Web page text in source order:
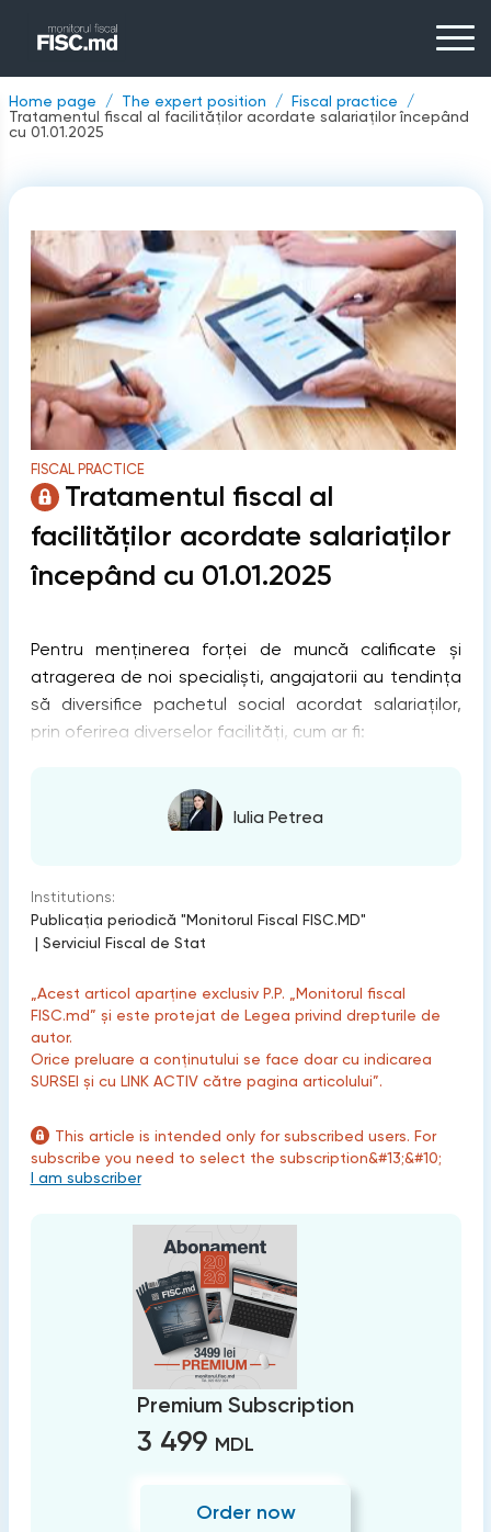
Home page The expert position
Fiscal practice
Tratamentul fiscal al facilităților acordate salariaților începând
cu 01.01.2025
FISCAL PRACTICE
Tratamentul fiscal al
facilităților acordate salariaților
începând cu 01.01.2025
Pentru menținerea forței de muncă calificate și
atragerea de noi specialiști, angajatorii au tendința
să diversifice pachetul social acordat salariaților,
prin oferirea diverselor facilități, cum ar fi:
Iulia Petrea
Institutions:
Publicaţia periodică "Monitorul Fiscal FISC.MD"
| Serviciul Fiscal de Stat
„Acest articol aparține exclusiv P.P. „Monitorul fiscal
FISC.md” și este protejat de Legea privind drepturile de
autor.
Orice preluare a conținutului se face doar cu indicarea
SURSEI și cu LINK ACTIV către pagina articolului”.
This article is intended only for subscribed users. For
subscribe you need to select the subscription&#13;&#10;
I am subscriber
Premium Subscription
3 499 MDL
Order now